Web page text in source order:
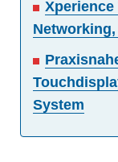
System